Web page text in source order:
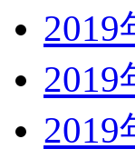
2019
2019
2019